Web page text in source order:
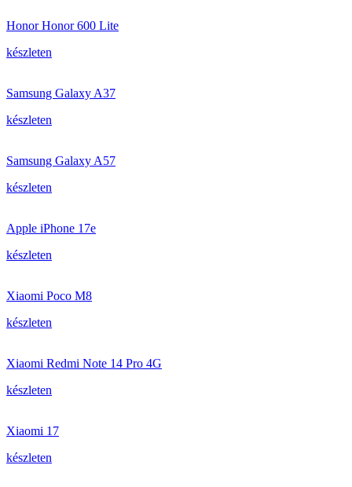
Honor Honor 600 Lite
készleten
Samsung Galaxy A37
készleten
Samsung Galaxy A57
készleten
Apple iPhone 17e
készleten
Xiaomi Poco M8
készleten
Xiaomi Redmi Note 14 Pro 4G
készleten
Xiaomi 17
készleten